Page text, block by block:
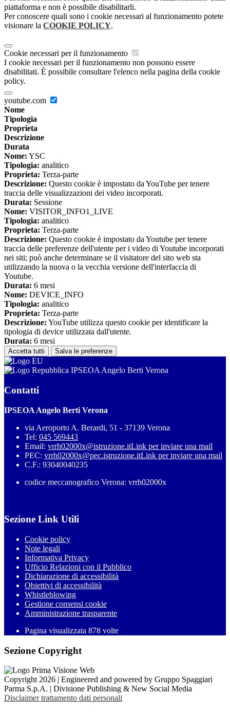
piattaforma e non è possibile disabilitarli.
Per conoscere quali sono i cookie necessari al funzionamento potete
visionare la COOKIE POLICY.
Cookie necessari per il funzionamento
I cookie necessari per il funzionamento non possono essere
disabilitati. È possibile consultare l'elenco nella pagina della cookie
policy.
youtube.com
Nome
Tipologia
Proprieta
Descrizione
Durata
Nome: YSC
Tipologia: analitico
Proprieta: Terza-parte
Descrizione: Questo cookie è impostato da YouTube per tenere
traccia delle visualizzazioni dei video incorporati.
Durata: Sessione
Nome: VISITOR_INFO1_LIVE
Tipologia: analitico
Proprieta: Terza-parte
Descrizione: Questo cookie è impostato da Youtube per tenere
traccia delle preferenze dell'utente per i video di Youtube incorporati
nei siti; può anche determinare se il visitatore del sito web sta
utilizzando la nuova o la vecchia versione dell'interfaccia di
Youtube.
Durata: 6 mesi
Nome: DEVICE_INFO
Tipologia: analitico
Proprieta: Terza-parte
Descrizione: YouTube utilizza questo cookie per identificare la
tipologia di device utilizzata dall'utente.
Durata: 6 mesi
Accetta tutti Salva le preferenze
IPSEOA Angelo Berti Verona
Contatti
IPSEOA Angelo Berti Verona
via Aeroporto A. Berardi, 51 - 37139 Verona
Tel: 045 569443
Email: vrrh02000x@istruzione.itLink per inviare una mail
PEC: vrrh02000x@pec.istruzione.itLink per inviare una mail
C.F.: 93040040235
codice meccanografico Verona: vrrh02000x
Sezione Link Utili
Cookie policy
Note legali
Informativa Privacy
Ufficio Relazioni con il Pubblico
Dichiarazione di accessibilità
Obiettivi di accessibilità
Whistleblowing
Gestione consensi cookie
Amministrazione trasparente
Pagina visualizzata 878 volte
Sezione Copyright
Copyright 2026 | Engineered and powered by Gruppo Spaggiari
Parma S.p.A. | Divisione Publishing & New Social Media
Disclaimer trattamento dati personali